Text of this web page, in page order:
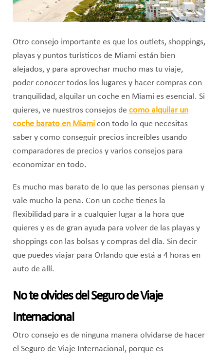
Otro consejo importante es que los outlets, shoppings,
playas y puntos turísticos de Miami están bien
alejados, y para aprovechar mucho mas tu viaje,
poder conocer todos los lugares y hacer compras con
tranquilidad, alquilar un coche en Miami es esencial. Si
quieres, ve nuestros consejos de como alquilar un
coche barato en Miamicon todo lo que necesitas
saber y como conseguir precios increíbles usando
comparadores de precios y varios consejos para
economizar en todo.
Es mucho mas barato de lo que las personas piensan y
vale mucho la pena. Con un coche tienes la
flexibilidad para ir a cualquier lugar a la hora que
quieres y es de gran ayuda para volver de las playas y
shoppings con las bolsas y compras del día. Sin decir
que puedes viajar para Orlando que está a 4 horas en
auto de allí.
No te olvides del Seguro de Viaje
Internacional
Otro consejo es de ninguna manera olvidarse de hacer
el Seguro de Viaje Internacional, porque es